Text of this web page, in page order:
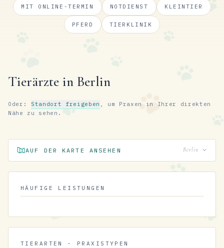
MIT ONLINE-TERMIN NOTDIENST KLEINTIER
PFERD TIERKLINIK
Tierärzte in Berlin
Oder: Standort freigeben
, um Praxen in Ihrer direkten
Nähe zu sehen.
AUF DER KARTE ANSEHEN Berlin
HÄUFIGE LEISTUNGEN
TIERARTEN · PRAXISTYPEN